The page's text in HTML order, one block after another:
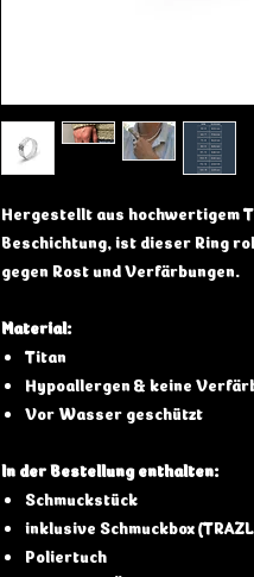
Hergestellt aus hochwertigem
Beschichtung, ist dieser Ring
gegen Rost und Verfärbungen.
Material:
Titan
Hypoallergen & keine
Vor Wasser geschützt
In der Bestellung enthalten:
Schmuckstück
inklusive Schmuckbox
Poliertuch